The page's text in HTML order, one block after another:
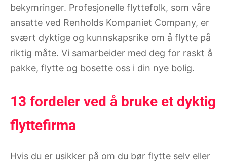
bekymringer. Profesjonelle flyttefolk, som våre
ansatte ved Renholds Kompaniet Company, er
svært dyktige og kunnskapsrike om å flytte på
riktig måte. Vi samarbeider med deg for raskt å
pakke, flytte og bosette oss i din nye bolig.
13 fordeler ved å bruke et dyktig
flyttefirma
Hvis du er usikker på om du bør flytte selv eller